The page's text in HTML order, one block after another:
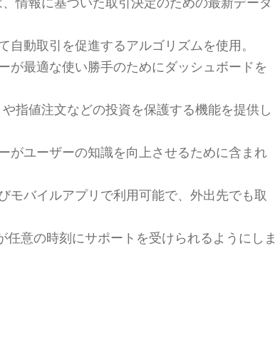
自動取引を促進するアルゴリズムを使用。
が最適な使い勝手のためにダッシュボードを
指値注文などの投資を保護する機能を提供し
がユーザーの知識を向上させるために含まれ
モバイルアプリで利用可能で、外出先でも取
任意の時刻にサポートを受けられるようにしま